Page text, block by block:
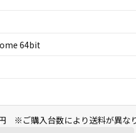
64bit
※ご購入台数により送料が異なり